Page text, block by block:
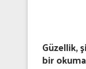
Güzellik,
bir okuma